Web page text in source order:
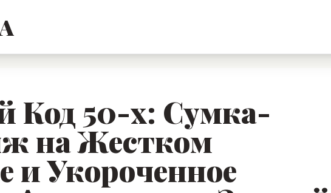
Код 50-х: Сумка-
на Жестком
и Укороченное